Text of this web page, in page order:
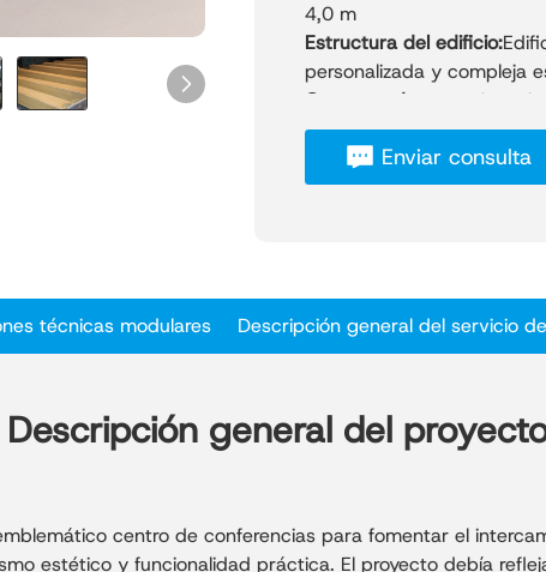
4,0 m
Estructura del edificio:
personalizada y compleja
Consumo de acero:
Año de finalización:2022
El Centro de
público con un diseño de
compleja geometría curva
expresión arquitectónica
Un elemento
afuera en espiral con un
estructura del anillo
ensambladas con
que el anillo interior se
Enviar consulta
técnicas modulares Descripción general del servicio
Descripción general del
centro de conferencias para fomentar el
estético y funcionalidad práctica. El proyecto debía